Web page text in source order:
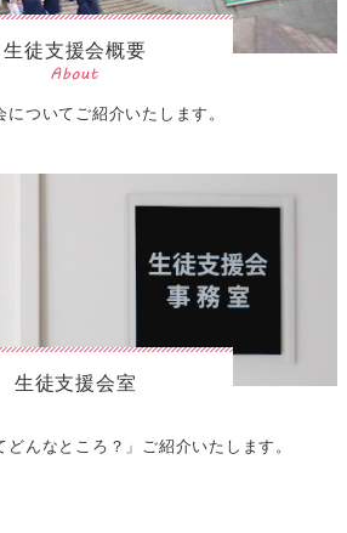
生徒支援会概要
についてご紹介いたします。
生徒支援会室
どんなところ？」ご紹介いたします。